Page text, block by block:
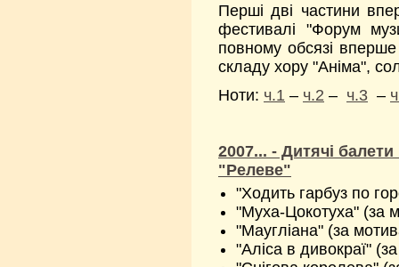
Перші дві частини
фестивалі "Форум
повному обсязі
складу хору "Аніма",
Ноти: ч.1 – ч.2 – ч.3 –
2007... - Дитячі
"Релеве"
"Ходить гарбуз по
"Муха-Цокотуха" (за
"Маугліана" (за
"Аліса в дивокраї"